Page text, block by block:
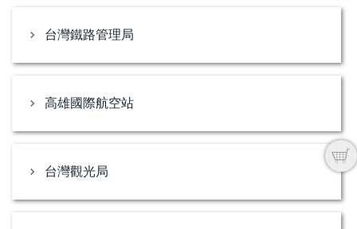
台灣鐵路管理局
高雄國際航空站
台灣觀光局